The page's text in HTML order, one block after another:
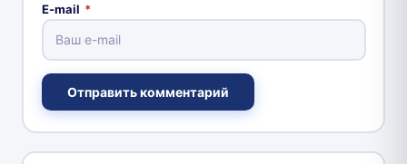
E-mail *
Отправить комментарий